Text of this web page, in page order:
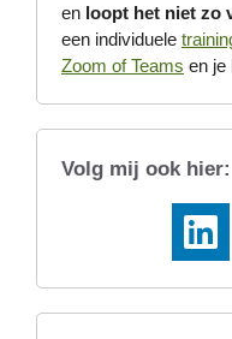
en loopt het niet zo
een individuele
Zoom of Teams en je
Volg mij ook hier: